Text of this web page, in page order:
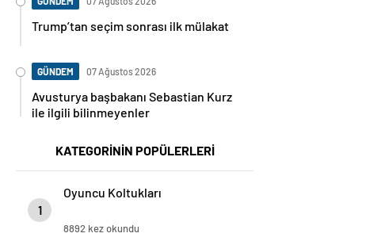
Trump’tan seçim sonrası ilk mülakat
GÜNDEM 07 Ağustos 2026
Avusturya başbakanı Sebastian Kurz
ile ilgili bilinmeyenler
KATEGORİNİN POPÜLERLERİ
1
Oyuncu Koltukları
8892 kez okundu